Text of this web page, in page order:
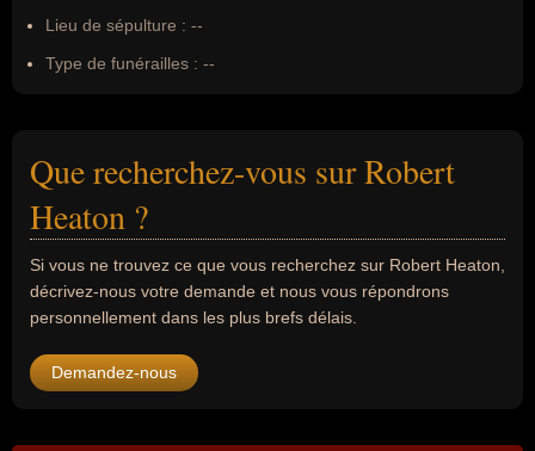
Lieu de sépulture : --
Type de funérailles : --
Que recherchez-vous sur Robert
Heaton ?
Si vous ne trouvez ce que vous recherchez sur Robert Heaton,
décrivez-nous votre demande et nous vous répondrons
personnellement dans les plus brefs délais.
Demandez-nous